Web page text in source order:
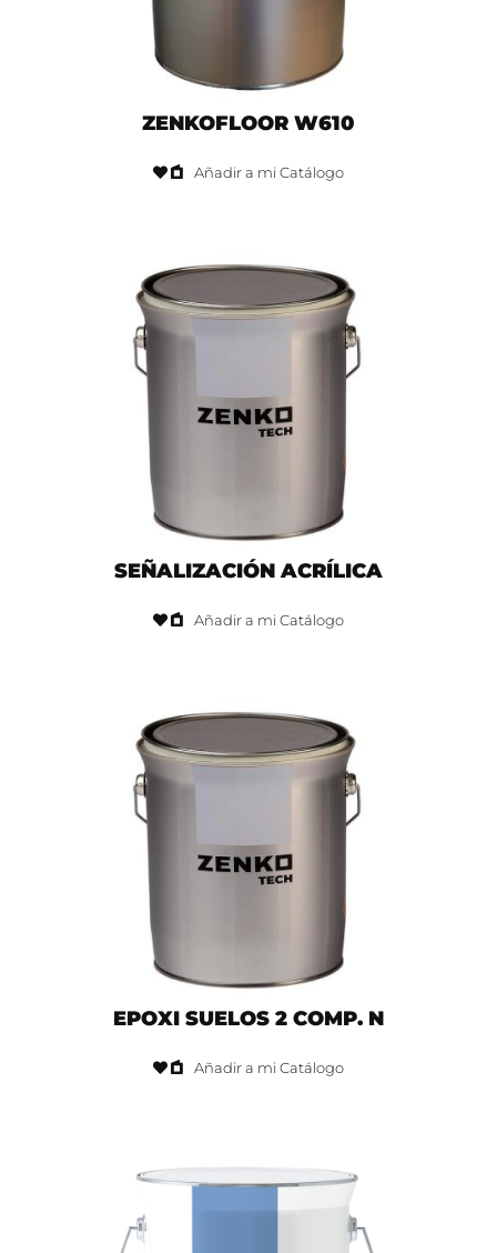
ZENKOFLOOR W610
Añadir a mi Catálogo
SEÑALIZACIÓN ACRÍLICA
Añadir a mi Catálogo
EPOXI SUELOS 2 COMP. N
Añadir a mi Catálogo